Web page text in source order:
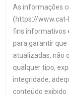
As informações
(https://www.cat-
fins informativos
para garantir
atualizadas, não
qualquer tipo,
integridade,
conteúdo